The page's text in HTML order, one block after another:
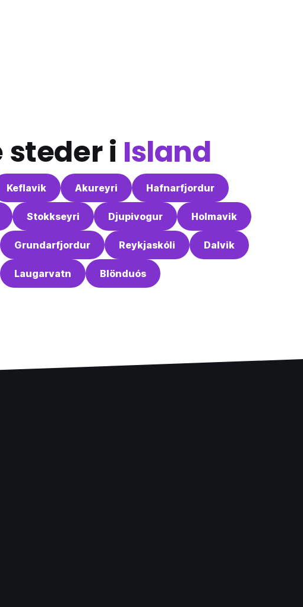
steder i Island
Keflavik Akureyri Hafnarfjordur
Stokkseyri Djupivogur Holmavik
Grundarfjordur Reykjaskóli Dalvik
Laugarvatn Blönduós